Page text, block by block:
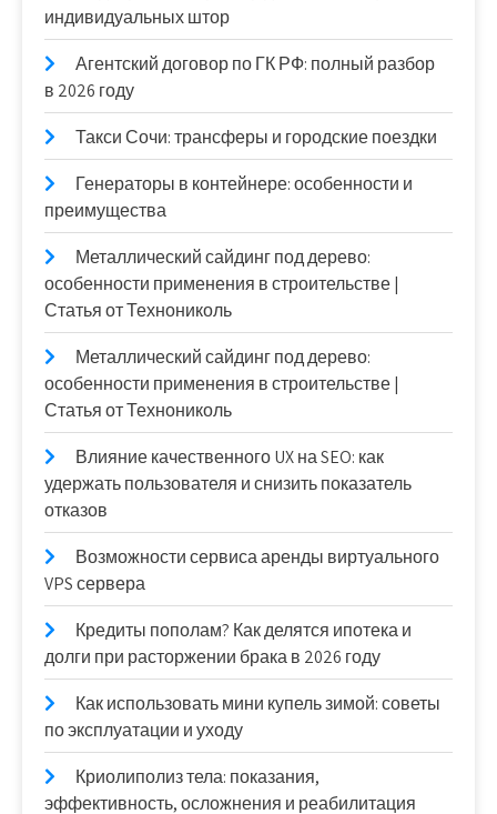
индивидуальных штор
Агентский договор по ГК РФ: полный разбор
в 2026 году
Такси Сочи: трансферы и городские поездки
Генераторы в контейнере: особенности и
преимущества
Металлический сайдинг под дерево:
особенности применения в строительстве |
Статья от Технониколь
Металлический сайдинг под дерево:
особенности применения в строительстве |
Статья от Технониколь
Влияние качественного UX на SEO: как
удержать пользователя и снизить показатель
отказов
Возможности сервиса аренды виртуального
VPS сервера
Кредиты пополам? Как делятся ипотека и
долги при расторжении брака в 2026 году
Как использовать мини купель зимой: советы
по эксплуатации и уходу
Криолиполиз тела: показания,
эффективность, осложнения и реабилитация